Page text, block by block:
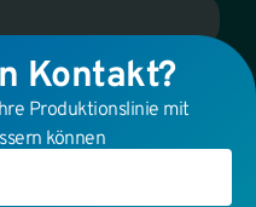
Kontakt?
Produktionslinie mit
können